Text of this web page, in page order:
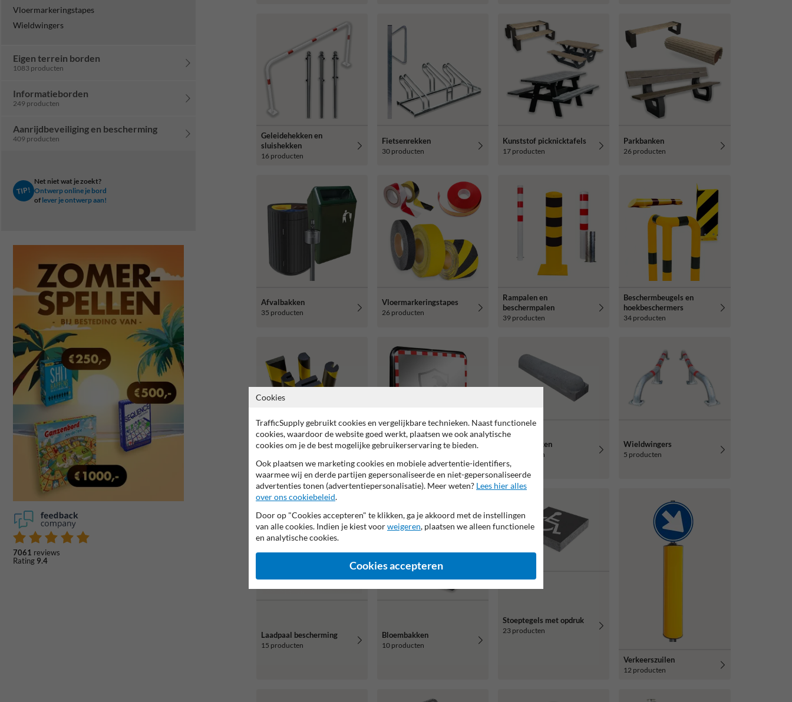
Vloermarkeringstapes
Wieldwingers
Eigen terrein borden
1083 producten
Informatieborden
249 producten
Aanrijdbeveiliging en bescherming
409 producten
TIP!
Net niet wat je zoekt?
Ontwerp online je bord
of lever je ontwerp aan!
7061 reviews
Rating 9.4
Geleidehekken en
sluishekken
16 producten
Fietsenrekken
30 producten
Kunststof picknicktafels
17 producten
Parkbanken
26 producten
Afvalbakken
35 producten
Vloermarkeringstapes
26 producten
Rampalen en
beschermpalen
39 producten
Beschermbeugels en
hoekbeschermers
34 producten
Stootbescherming
27 producten
Verkeersspiegels
14 producten
Jumboblokken
13 producten
Wieldwingers
5 producten
Laadpaal bescherming
15 producten
Bloembakken
10 producten
Stoeptegels met opdruk
23 producten
Verkeerszuilen
12 producten
Cookies
TrafficSupply gebruikt cookies en vergelijkbare technieken. Naast functionele
cookies, waardoor de website goed werkt, plaatsen we ook analytische
cookies om je de best mogelijke gebruikerservaring te bieden.
Ook plaatsen we marketing cookies en mobiele advertentie-identifiers,
waarmee wij en derde partijen gepersonaliseerde en niet-gepersonaliseerde
advertenties tonen (advertentiepersonalisatie). Meer weten? Lees hier alles
over ons cookiebeleid.
Door op "Cookies accepteren" te klikken, ga je akkoord met de instellingen
van alle cookies. Indien je kiest voorweigeren, plaatsen we alleen functionele
en analytische cookies.
Cookies accepteren